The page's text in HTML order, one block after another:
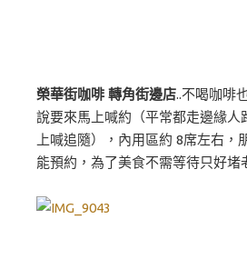
榮華街咖啡 轉角街邊店..不喝咖啡
說要來馬上喊約（平常都走邊緣人
上喊追隨），內用區約 8席左右，
能預約，為了美食不需等待只好堵